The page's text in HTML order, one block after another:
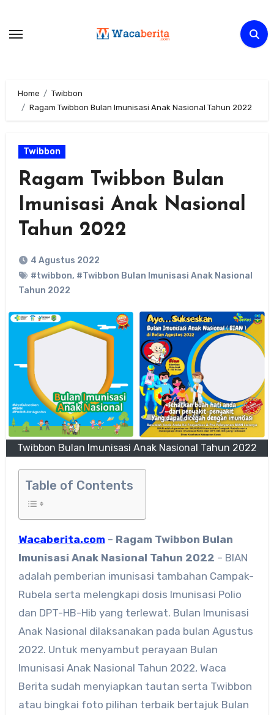
content
Home
Twibbon
Ragam Twibbon Bulan Imunisasi Anak Nasional Tahun 2022
Twibbon
Ragam Twibbon Bulan
Imunisasi Anak Nasional
Tahun 2022
4 Agustus 2022
#twibbon, #Twibbon Bulan Imunisasi Anak Nasional
Tahun 2022
Twibbon Bulan Imunisasi Anak Nasional Tahun 2022
Table of Contents
Wacaberita.com – Ragam Twibbon Bulan
Imunisasi Anak Nasional Tahun 2022 – BIAN
adalah pemberian imunisasi tambahan Campak-
Rubela serta melengkapi dosis Imunisasi Polio
dan DPT-HB-Hib yang terlewat. Bulan Imunisasi
Anak Nasional dilaksanakan pada bulan Agustus
2022. Untuk menyambut perayaan Bulan
Imunisasi Anak Nasional Tahun 2022, Waca
Berita sudah menyiapkan tautan serta Twibbon
atau bingkai foto pilihan terbaik bertajuk Bulan